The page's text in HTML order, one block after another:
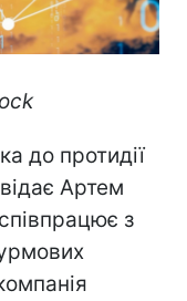
до протидії
Артем
з